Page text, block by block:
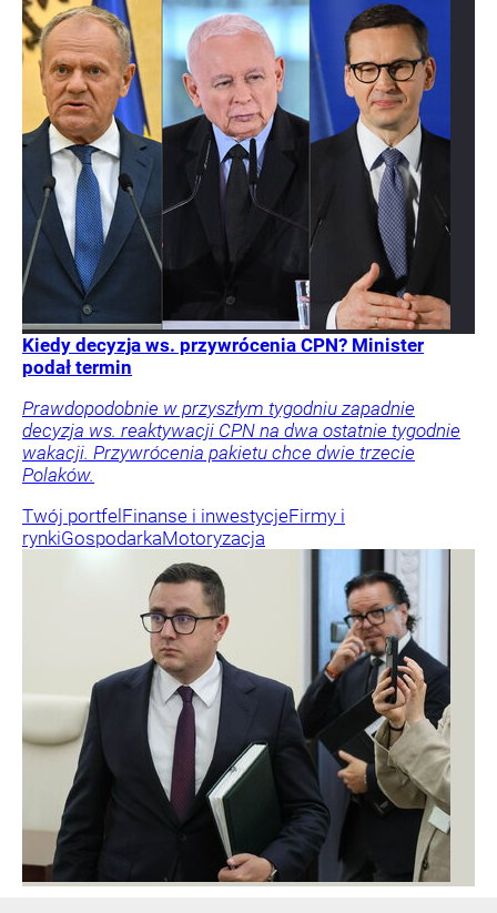
Kiedy decyzja ws. przywrócenia CPN? Minister
podał termin
Prawdopodobnie w przyszłym tygodniu zapadnie
decyzja ws. reaktywacji CPN na dwa ostatnie tygodnie
wakacji. Przywrócenia pakietu chce dwie trzecie
Polaków.
Twój portfel Finanse i inwestycjeFirmy i
rynkiGospodarkaMotoryzacja